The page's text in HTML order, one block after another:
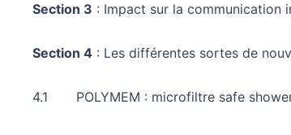
Section 3 : Impact sur la communication
Section 4 : Les différentes sortes de
4.1 POLYMEM : microfiltre safe